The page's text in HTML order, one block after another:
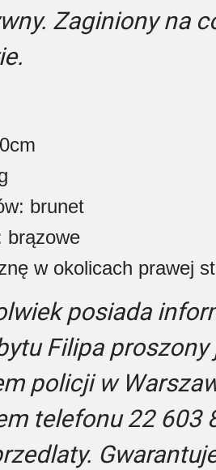
Zaginiony na
brunet
brązowe
w okolicach prawej
posiada
Filipa
policji w
telefonu 22 603